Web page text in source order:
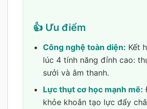
👍 Ưu điểm
Công nghệ toàn diện: Kết
lúc 4 tính năng đỉnh cao:
sưởi và âm thanh.
Lực thụt cơ học mạnh mẽ:
khỏe khoắn tạo lực đẩy